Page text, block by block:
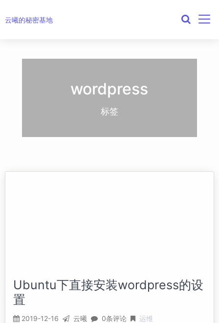
云曦的秘密基地
wordpress
标签
Ubuntu下直接安装wordpress的设
置
2019-12-16 云曦 0条评论 运维